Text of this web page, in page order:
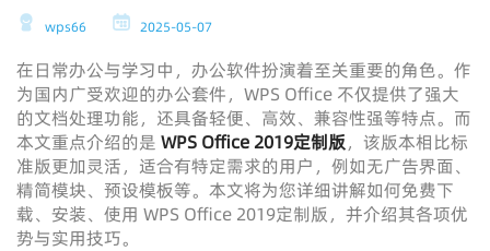
wps66 2025-05-07
在日常办公与学习中，办公软件扮演着至关重要的角色。作
为国内广受欢迎的办公套件，WPS Office 不仅提供了强大
的文档处理功能，还具备轻便、高效、兼容性强等特点。而
本文重点介绍的是 WPS Office 2019定制版，该版本相比标
准版更加灵活，适合有特定需求的用户，例如无广告界面、
精简模块、预设模板等。本文将为您详细讲解如何免费下
载、安装、使用 WPS Office 2019定制版，并介绍其各项优
势与实用技巧。